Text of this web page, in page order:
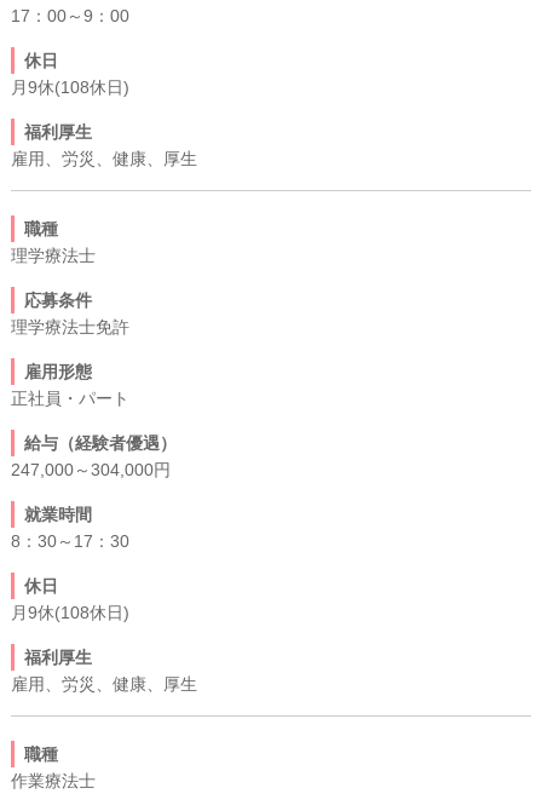
17：00～9：00
休日
月9休(108休日)
福利厚生
雇用、労災、健康、厚生
職種
理学療法士
応募条件
理学療法士免許
雇用形態
正社員・パート
給与（経験者優遇）
247,000～304,000円
就業時間
8：30～17：30
休日
月9休(108休日)
福利厚生
雇用、労災、健康、厚生
職種
作業療法士